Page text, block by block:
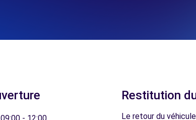
Restitution
Le retour du